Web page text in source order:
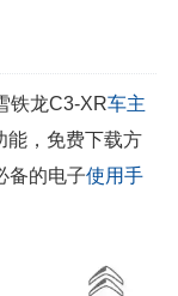
铁龙C3-XR车主
能，免费下载方
备的电子使用手